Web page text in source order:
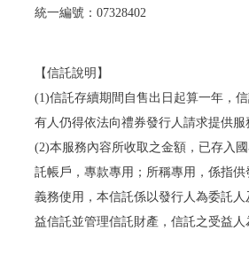
統一編號：07328402
【信託說明】
(1)信託存續期間自售出日起算一年，
有人仍得依法向禮券發行人請求提供服
(2)本服務內容所收取之金額，已存入
託帳戶，專款專用；所稱專用，係指
義務使用，本信託係以發行人為委託
益信託並管理信託財產，信託之受益